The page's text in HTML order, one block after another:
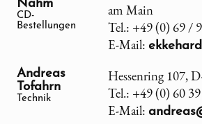
Nahm
CD-
Bestellungen
am Main
Tel.: +49 (0) 69 /
E-Mail:
Andreas
Tofahrn
Technik
Hessenring 107,
Tel.: +49 (0) 60
E-Mail: